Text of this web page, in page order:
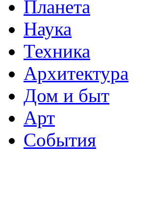
Планета
Наука
Техника
Архитектура
Дом и быт
Арт
События